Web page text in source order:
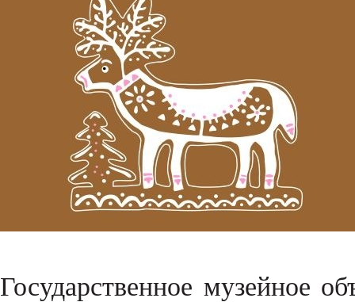
Государственное музейное